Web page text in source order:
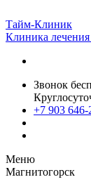
Тайм-Клиник
Клиника лечения
Звонок
+7 903 646-
Меню
Магнитогорск